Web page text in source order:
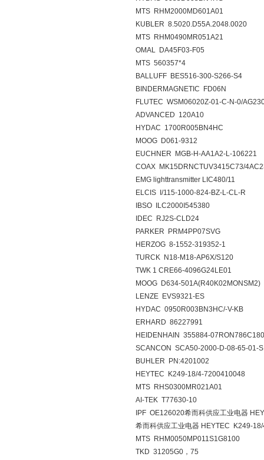
MTS RHM2000MD601A01
KUBLER 8.5020.D55A.2048.0020
MTS RHM0490MR051A21
OMAL DA45F03-F05
MTS 560357*4
BALLUFF BES516-300-S266-S4
BINDERMAGNETIC FD06N
FLUTEC WSM06020Z-01-C-N-0/
ADVANCED 120A10
HYDAC 1700R005BN4HC
MOOG D061-9312
EUCHNER MGB-H-AA1A2-L-106221
COAX MK15DRNCTUV3415C73/
EMG lighttransmitter LIC480/11
ELCIS I/115-1000-824-BZ-L-CL-R
IBSO ILC2000I545380
IDEC RJ2S-CLD24
PARKER PRM4PP07SVG
HERZOG 8-1552-319352-1
TURCK N18-M18-AP6X/S120
TWK 1 CRE66-4096G24LE01
MOOG D634-501A(R40K02MONSM2)
LENZE EVS9321-ES
HYDAC 0950R003BN3HC/-V-KB
ERHARD 86227991
HEIDENHAIN 355884-
SCANCON SCA50-2000-D-08-65-01-S
BUHLER PN:4201002
HEYTEC K249-18/4-7200410048
MTS RHS0300MR021A01
AI-TEK T77630-10
IPF OE126020希而科供应工业电器
希而科供应工业电器 HEYTEC K249-
MTS RHM0050MP011S1G8100
TKD 31205G0，75